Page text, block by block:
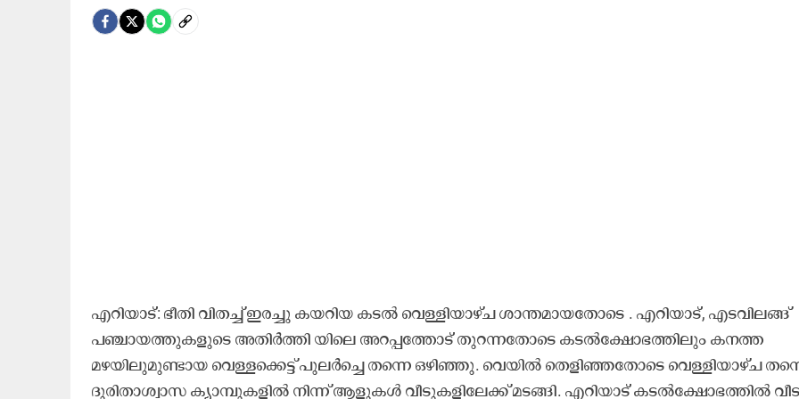
എറിയാട്: ഭീതി വിതച്ച് ഇരച്ചു കയറിയ കടൽ വെള്ളിയാഴ്ച ശാന്തമായതോടെ . എറിയാട്, എടവിലങ്ങ്
പഞ്ചായത്തുകളുടെ അതിർത്തി യിലെ അറപ്പത്തോട് തുറന്നതോടെ കടൽക്ഷോഭത്തിലും കനത്ത
മഴയിലുമുണ്ടായ വെള്ളക്കെട്ട് പുലർച്ചെ തന്നെ ഒഴിഞ്ഞു. വെയിൽ തെളിഞ്ഞതോടെ വെള്ളിയാഴ്ച
ദുരിതാശ്വാസ ക്യാമ്പുകളിൽ നിന്ന് ആളുകൾ വീടുകളിലേക്ക് മടങ്ങി. എറിയാട് കടൽക്ഷോഭത്തിൽ